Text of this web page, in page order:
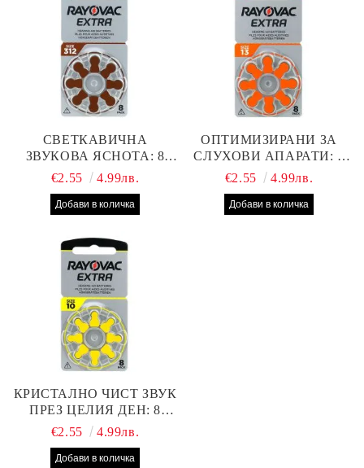
СВЕТКАВИЧНА
ЗВУКОВА ЯСНОТА: 8
БРОЯ RAYOVAC EXTRA
СЛУХОВ АПАРАТ С
€2.55 4.99лв.
ОПТИМИЗИРАНИ ЗА
СЛУХОВИ АПАРАТИ: 8
БРОЯ RAYOVAC EXTRA
ПРОИЗВОДИТЕЛНОСТ
€2.55 4.99лв.
КРИСТАЛНО ЧИСТ ЗВУК
ПРЕЗ ЦЕЛИЯ ДЕН: 8
БРОЯ RAYOVAC EXTRA
АПАРАТ
€2.55 4.99лв.